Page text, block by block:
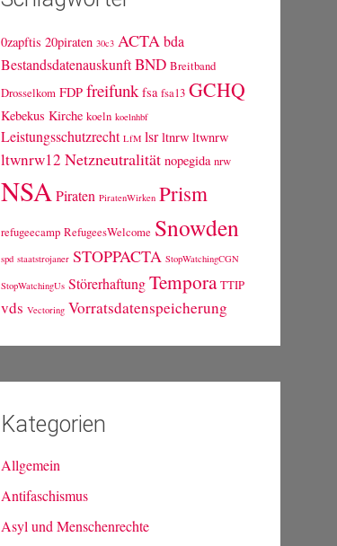
0zapftis 20piraten 30c3 ACTAbda
BestandsdatenauskunftBND Breitband
Drosselkom FDP freifunk fsa fsa13 GCHQ
Kebekus Kirche koeln koelnhbf
Leistungsschutzrecht LfM lsr ltnrw ltwnrw
ltwnrw12 Netzneutralität nopegida nrw
NSAPiraten PiratenWirken Prism
refugeecamp RefugeesWelcome Snowden
spd staatstrojaner STOPPACTA StopWatchingCGN
StopWatchingUs StörerhaftungTempora TTIP
vds Vectoring Vorratsdatenspeicherung
Kategorien
Allgemein
Antifaschismus
Asyl und Menschenrechte